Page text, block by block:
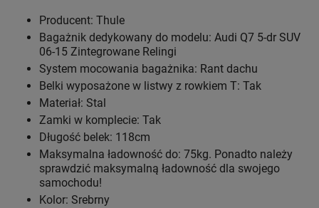
Producent: Thule
Bagażnik dedykowany do modelu: Audi Q7 5-dr SUV
06-15 Zintegrowane Relingi
System mocowania bagażnika: Rant dachu
Belki wyposażone w listwy z rowkiem T: Tak
Materiał: Stal
Zamki w komplecie: Tak
Długość belek: 118cm
Maksymalna ładowność do: 75kg. Ponadto należy
sprawdzić maksymalną ładowność dla swojego
samochodu!
Kolor: Srebrny